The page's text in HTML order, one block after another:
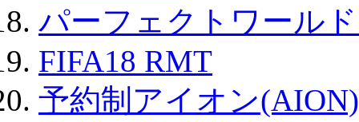
パーフェクトワール
FIFA18 RMT
予約制アイオン